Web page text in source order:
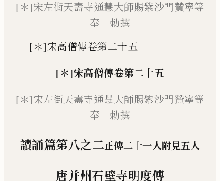
[＊]宋左街天壽寺通慧大師賜紫沙門贊寧等
奉 勅撰
[＊]宋高僧傳卷第二十五
[＊]宋高僧傳卷第二十五
[＊]宋左街天壽寺通慧大師賜紫沙門贊寧等
奉 勅撰
讀誦篇第八之二正傳二十一人附見五人
唐并州石壁寺明度傳